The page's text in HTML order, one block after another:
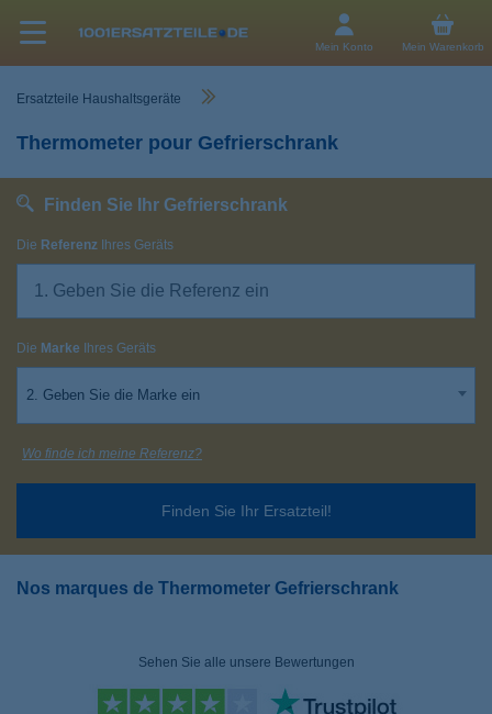
Mein Konto Mein Warenkorb
Ersatzteile Haushaltsgeräte
Thermometer pour Gefrierschrank
Finden Sie Ihr Gefrierschrank
Die Referenz Ihres Geräts
Die Marke Ihres Geräts
2. Geben Sie die Marke ein
Finden Sie Ihr Ersatzteil!
Wo finde ich meine Referenz?
Nos marques de Thermometer Gefrierschrank
Sehen Sie alle unsere Bewertungen